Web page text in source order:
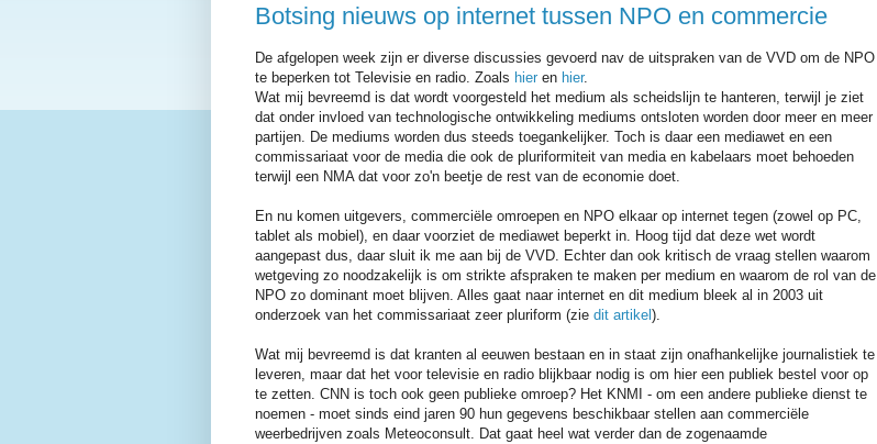
Botsing nieuws op internet tussen NPO en commercie
De afgelopen week zijn er diverse discussies gevoerd nav de uitspraken van de VVD om de NPO
te beperken tot Televisie en radio. Zoals hier en hier.
Wat mij bevreemd is dat wordt voorgesteld het medium als scheidslijn te hanteren, terwijl je ziet
dat onder invloed van technologische ontwikkeling mediums ontsloten worden door meer en meer
partijen. De mediums worden dus steeds toegankelijker. Toch is daar een mediawet en een
commissariaat voor de media die ook de pluriformiteit van media en kabelaars moet behoeden
terwijl een NMA dat voor zo'n beetje de rest van de economie doet.
En nu komen uitgevers, commerciële omroepen en NPO elkaar op internet tegen (zowel op PC,
tablet als mobiel), en daar voorziet de mediawet beperkt in. Hoog tijd dat deze wet wordt
aangepast dus, daar sluit ik me aan bij de VVD. Echter dan ook kritisch de vraag stellen waarom
wetgeving zo noodzakelijk is om strikte afspraken te maken per medium en waarom de rol van de
NPO zo dominant moet blijven. Alles gaat naar internet en dit medium bleek al in 2003 uit
onderzoek van het commissariaat zeer pluriform (zie dit artikel ).
Wat mij bevreemd is dat kranten al eeuwen bestaan en in staat zijn onafhankelijke journalistiek te
leveren, maar dat het voor televisie en radio blijkbaar nodig is om hier een publiek bestel voor op
te zetten. CNN is toch ook geen publieke omroep? Het KNMI - om een andere publieke dienst te
noemen - moet sinds eind jaren 90 hun gegevens beschikbaar stellen aan commerciële
weerbedrijven zoals Meteoconsult. Dat gaat heel wat verder dan de zogenaamde